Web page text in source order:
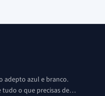
adepto azul e branco.
o que precisas de